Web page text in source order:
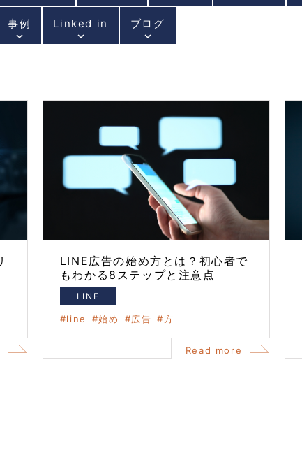
事例
keyboard_arrow_down
Linked in
keyboard_arrow_down
ブログ
keyboard_arrow_down
LINE広告の始め方とは？初心者で
もわかる8ステップと注意点
LINE
line 始め 広告 方
Read more